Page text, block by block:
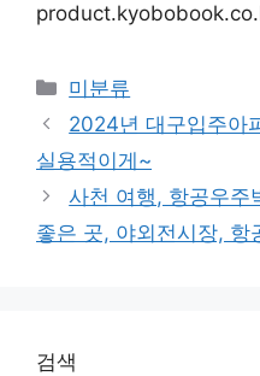
Categories
미분류
2024년 대구입주아
실용적이게~
사천 여행, 항공우주
좋은 곳, 야외전시장, 항
검색